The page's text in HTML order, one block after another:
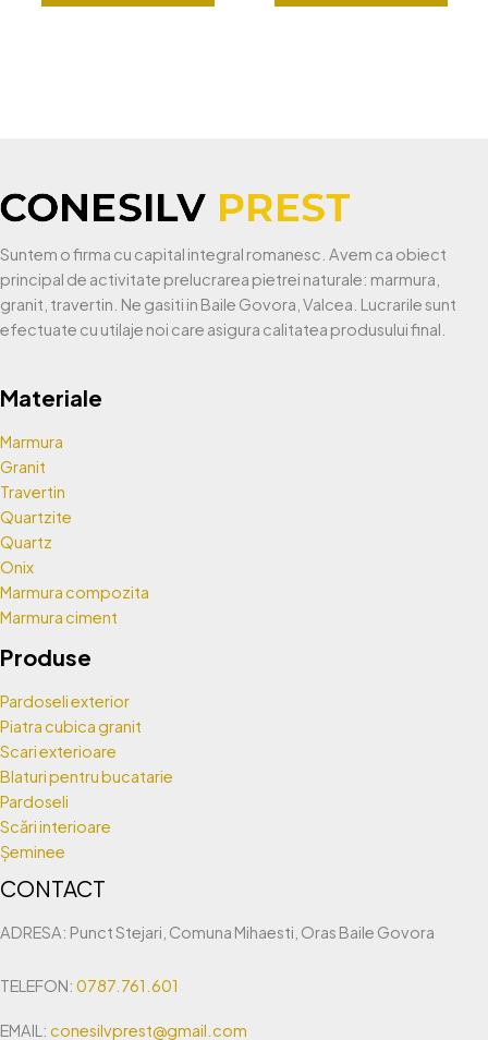
Suntem o firma cu capital integral romanesc. Avem ca obiect
principal de activitate prelucrarea pietrei naturale: marmura,
granit, travertin. Ne gasiti in Baile Govora, Valcea. Lucrarile sunt
efectuate cu utilaje noi care asigura calitatea produsului final.
Materiale
Marmura
Granit
Travertin
Quartzite
Quartz
Onix
Marmura compozita
Marmura ciment
Produse
Pardoseli exterior
Piatra cubica granit
Scari exterioare
Blaturi pentru bucatarie
Pardoseli
Scări interioare
Șeminee
CONTACT
ADRESA: Punct Stejari, Comuna Mihaesti, Oras Baile Govora
TELEFON: 0787.761.601
EMAIL: conesilvprest@gmail.com